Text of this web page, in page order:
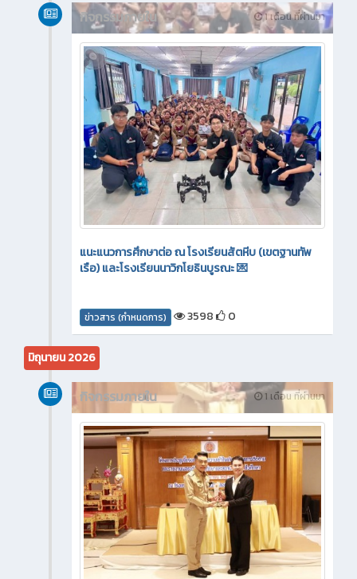
1 เดือน ที่ผ่านมา
กิจกรรมภายใน
แนะแนวการศึกษาต่อ ณ โรงเรียนสัตหีบ (เขตฐานทัพ
เรือ) และโรงเรียนนาวิกโยธินบูรณะ 💌
ข่าวสาร (กำหนดการ) 3598 0
มิถุนายน 2026
1 เดือน ที่ผ่านมา
กิจกรรมภายใน